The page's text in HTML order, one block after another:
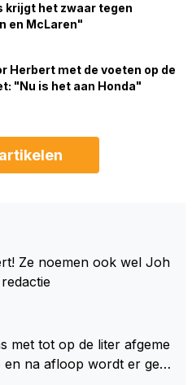
krijgt het zwaar tegen
en McLaren"
Herbert met de voeten op de
"Nu is het aan Honda"
Ze noemen ook wel Joh
met tot op de liter afgeme